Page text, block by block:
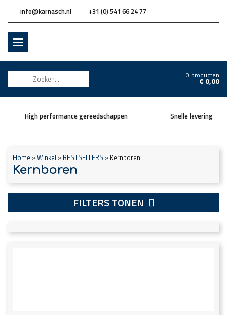
info@karnasch.nl +31 (0) 541 66 24 77
0 producten
€0,00
High performance gereedschappen Snelle levering
Home »Winkel » BESTSELLERS » Kernboren
Kernboren
FILTERS TONEN